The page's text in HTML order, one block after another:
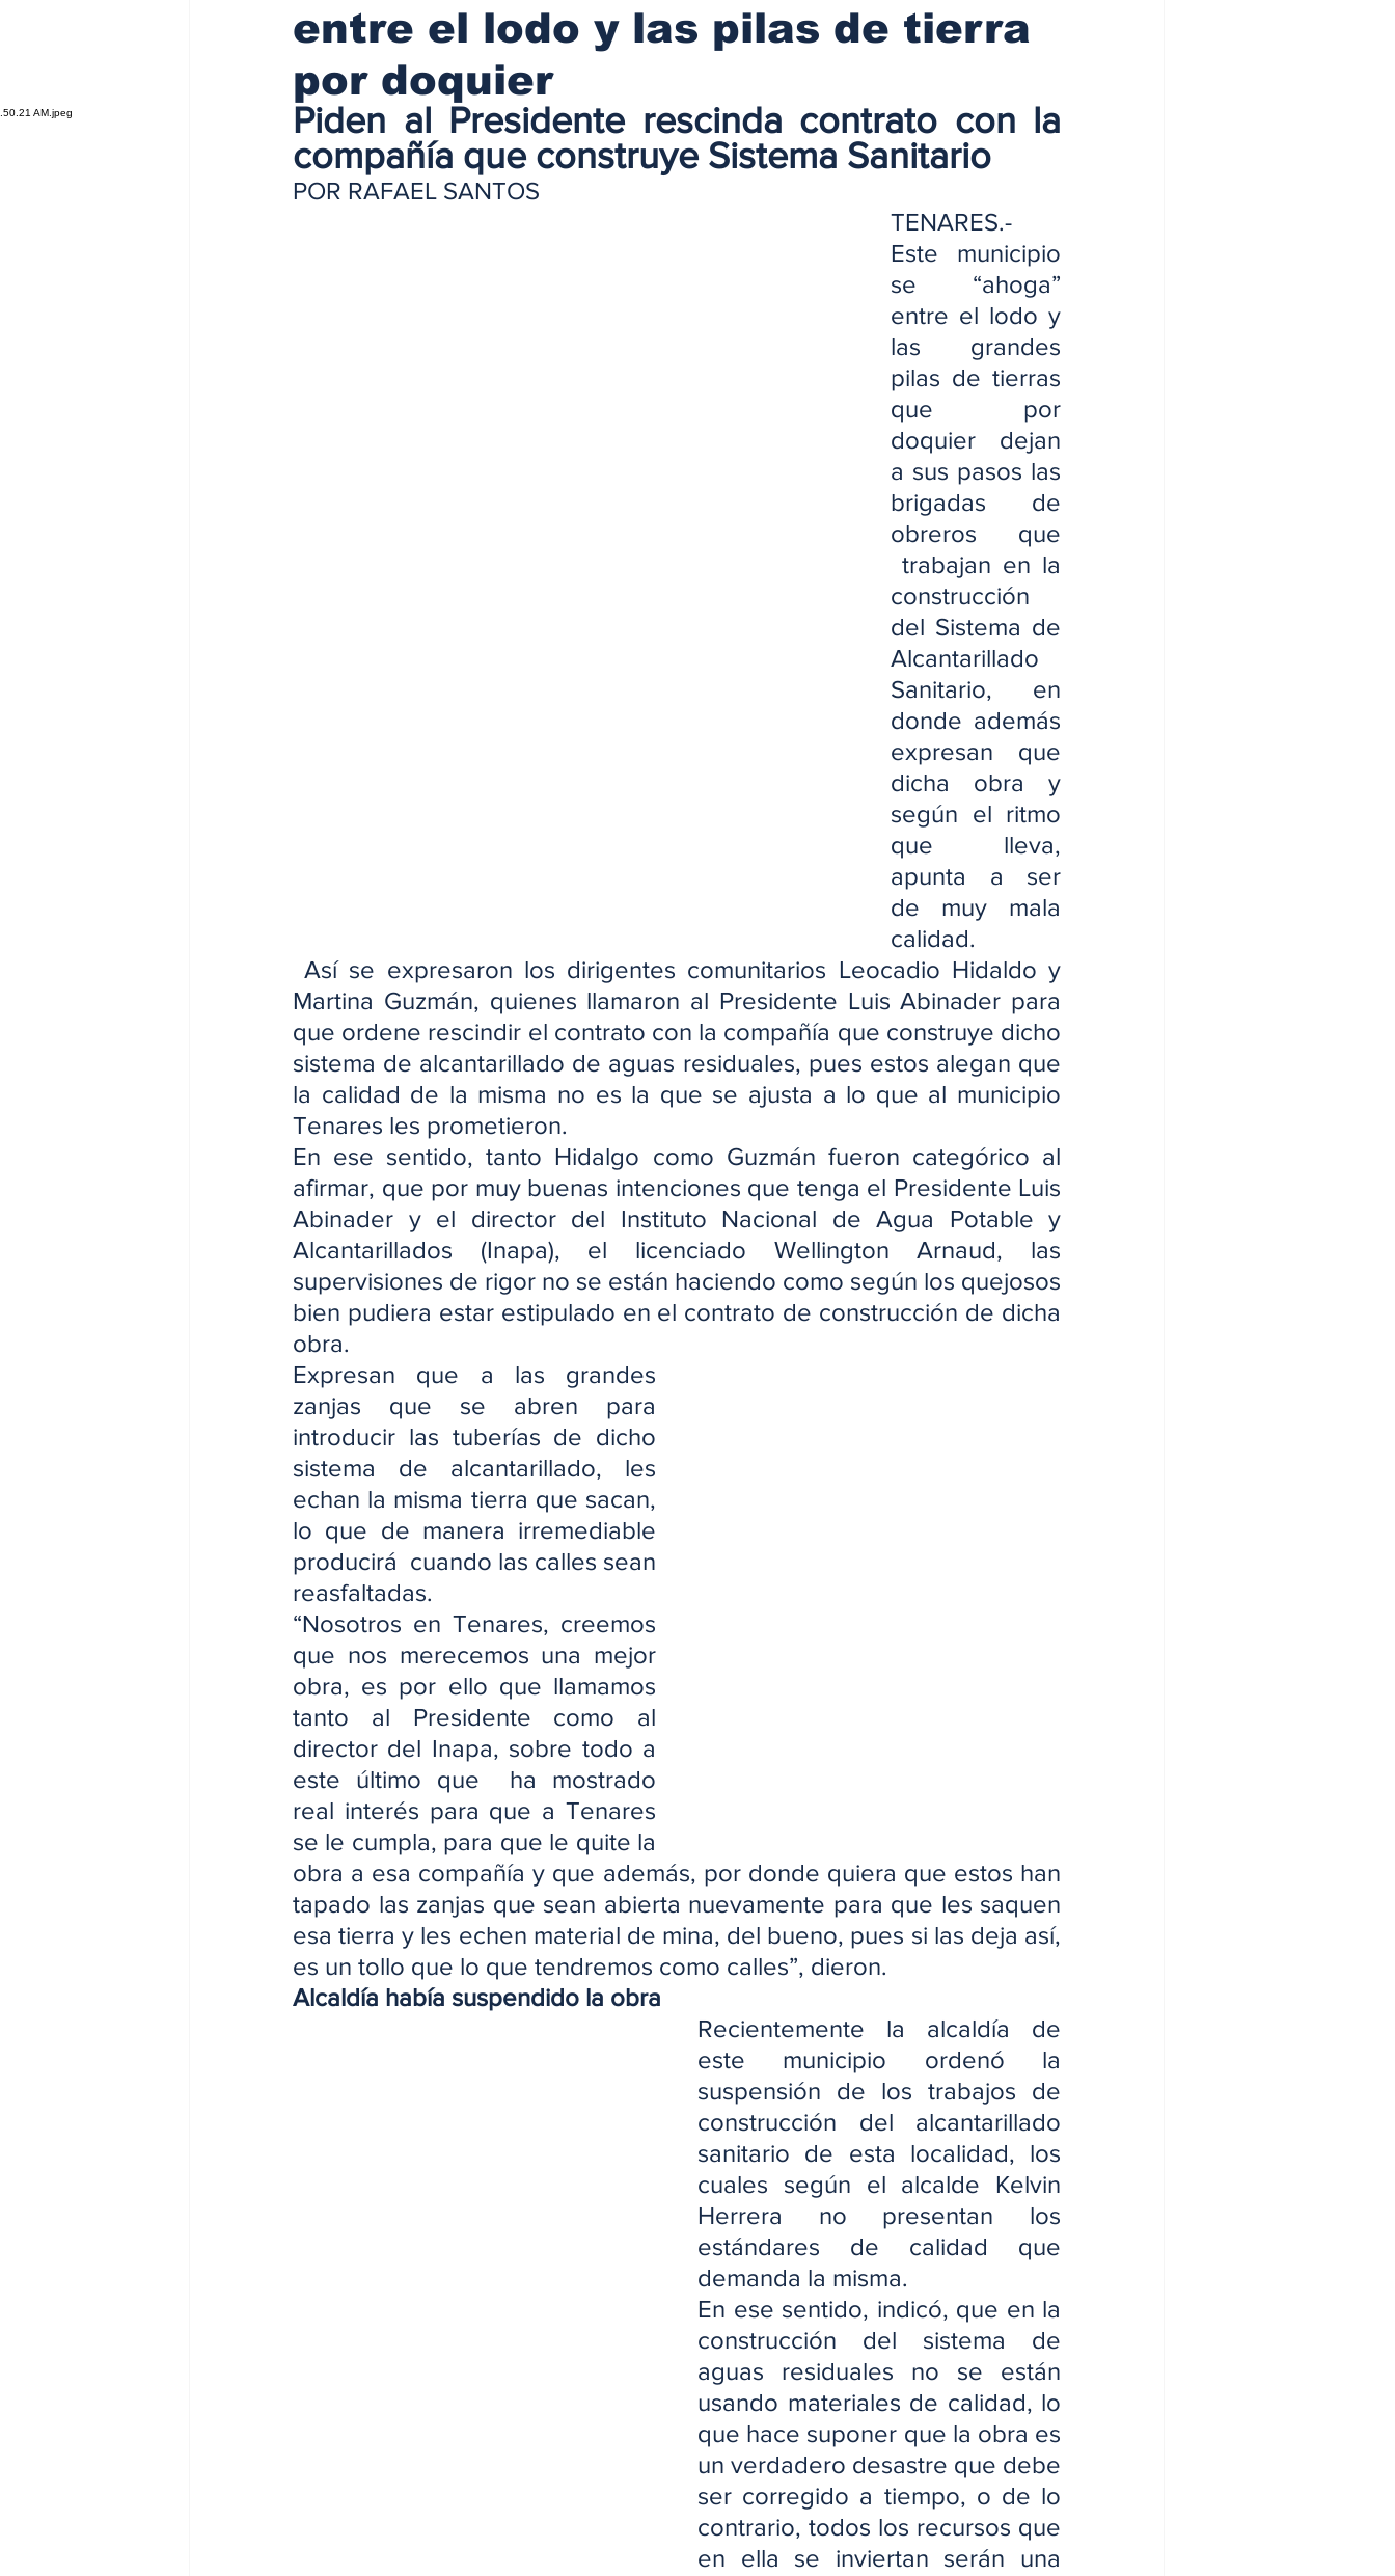
entre el lodo y las pilas de tierra
por doquier
Piden al Presidente rescinda contrato con la
compañía que construye Sistema Sanitario
POR RAFAEL SANTOS
TENARES.-
Este municipio
se “ahoga”
entre el lodo y
las grandes
pilas de tierras
que por
doquier dejan
a sus pasos las
brigadas de
obreros que
trabajan en la
construcción
del Sistema de
Alcantarillado
Sanitario, en
donde además
expresan que
dicha obra y
según el ritmo
que lleva,
apunta a ser
de muy mala
calidad.
Así se expresaron los dirigentes comunitarios Leocadio Hidaldo y
Martina Guzmán, quienes llamaron al Presidente Luis Abinader para
que ordene rescindir el contrato con la compañía que construye dicho
sistema de alcantarillado de aguas residuales, pues estos alegan que
la calidad de la misma no es la que se ajusta a lo que al municipio
Tenares les prometieron.
En ese sentido, tanto Hidalgo como Guzmán fueron categórico al
afirmar, que por muy buenas intenciones que tenga el Presidente Luis
Abinader y el director del Instituto Nacional de Agua Potable y
Alcantarillados (Inapa), el licenciado Wellington Arnaud, las
supervisiones de rigor no se están haciendo como según los quejosos
bien pudiera estar estipulado en el contrato de construcción de dicha
obra.
Expresan que a las grandes
zanjas que se abren para
introducir las tuberías de dicho
sistema de alcantarillado, les
echan la misma tierra que sacan,
lo que de manera irremediable
producirá  cuando las calles sean
reasfaltadas.
“Nosotros en Tenares, creemos
que nos merecemos una mejor
obra, es por ello que llamamos
tanto al Presidente como al
director del Inapa, sobre todo a
este último que  ha mostrado
real interés para que a Tenares
se le cumpla, para que le quite la
obra a esa compañía y que además, por donde quiera que estos han
tapado las zanjas que sean abierta nuevamente para que les saquen
esa tierra y les echen material de mina, del bueno, pues si las deja así,
es un tollo que lo que tendremos como calles”, dieron.
Alcaldía había suspendido la obra
Recientemente la alcaldía de
este municipio ordenó la
suspensión de los trabajos de
construcción del alcantarillado
sanitario de esta localidad, los
cuales según el alcalde Kelvin
Herrera no presentan los
estándares de calidad que
demanda la misma.
En ese sentido, indicó, que en la
construcción del sistema de
aguas residuales no se están
usando materiales de calidad, lo
que hace suponer que la obra es
un verdadero desastre que debe
ser corregido a tiempo, o de lo
contrario, todos los recursos que
en ella se inviertan serán una